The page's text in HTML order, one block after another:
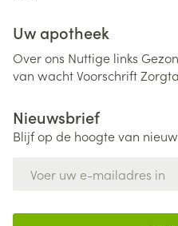
Uw apotheek
Over ons Nuttige links
van wachtVoorschrift
Nieuwsbrief
Blijf op de hoogte van